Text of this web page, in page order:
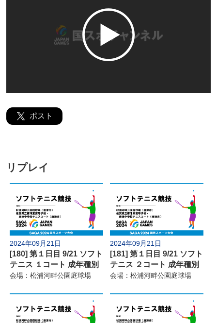
公式SNS
よくあるご質問
ポスト
リプレイ
2024年09月21日
[180] 第１日目 9/21 ソフト
テニス １コート 成年種別
会場：松浦河畔公園庭球場
2024年09月21日
[181] 第１日目 9/21 ソフト
テニス ２コート 成年種別
会場：松浦河畔公園庭球場